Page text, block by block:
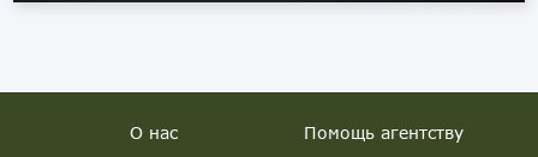
О нас Помощь агентству